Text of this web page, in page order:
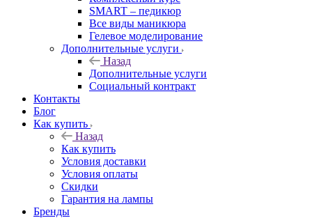
SMART – педикюр
Все виды маникюра
Гелевое моделирование
Дополнительные услуги
Назад
Дополнительные услуги
Социальный контракт
Контакты
Блог
Как купить
Назад
Как купить
Условия доставки
Условия оплаты
Скидки
Гарантия на лампы
Бренды